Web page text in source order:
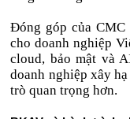
Đóng góp của
cho doanh nghiệp
cloud, bảo mật và
doanh nghiệp xây
trò quan trọng hơn.